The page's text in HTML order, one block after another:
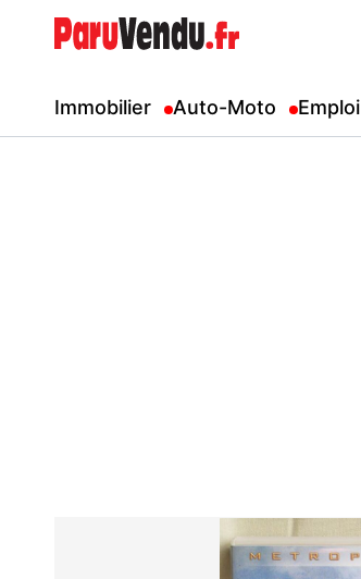
Immobilier Auto-Moto Emploi